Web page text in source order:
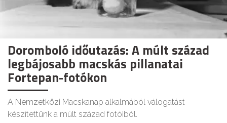
Doromboló időutazás: A múlt század
legbájosabb macskás pillanatai
Fortepan-fotókon
A Nemzetközi Macskanap alkalmából válogatást
készítettünk a múlt század fotóiból.